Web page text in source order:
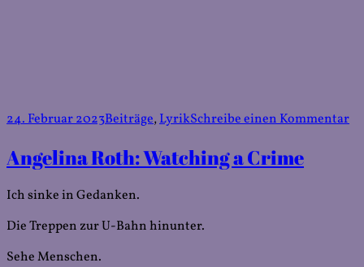
Veröffentlicht
24. Februar 2023Kategorien
Beiträge,LyrikSchreibe einen Kommentarzu
Angelina Roth: Watching a Crime
Ich sinke in Gedanken.
Die Treppen zur U-Bahn hinunter.
Sehe Menschen.